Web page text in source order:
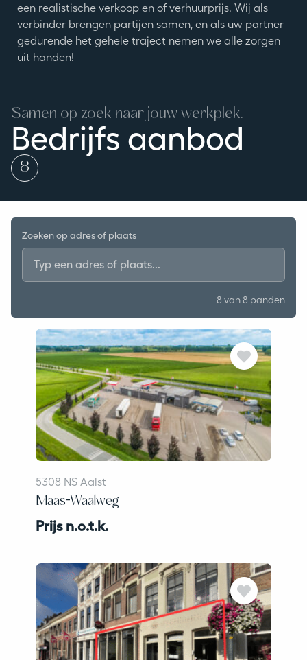
een realistische verkoop en of verhuurprijs. Wij als
verbinder brengen partijen samen, en als uw partner
gedurende het gehele traject nemen we alle zorgen
uit handen!
Bedrijfs aanbod
is totaal
8
Samen op zoek naar jouw werkplek.
Zoeken op adres of plaats
8 van 8 panden
5308 NS Aalst
Maas-Waalweg
Prijs n.o.t.k.